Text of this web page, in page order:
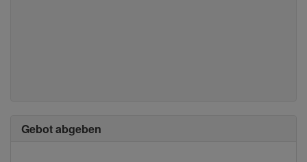
Gebot abgeben